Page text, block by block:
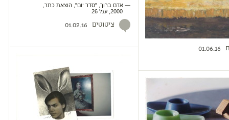
01.06.16
— אדם ברוך, "סדר יום", הוצאת כתר,
2000, עמ' 26
ציטוטים 01.02.16